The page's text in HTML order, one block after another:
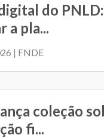
do
a pla...
| FNDE
coleção
fi...